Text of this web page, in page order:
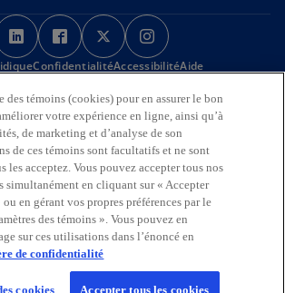
s
’
o
v
r
e
d
a
n
s
u
n
s
’
o
u
v
r
e
d
a
n
s
u
n
s
’
o
v
r
e
d
a
n
s
n
’
o
v
r
e
d
a
n
s
n
ConfidentialitéAccessibilitéAide
en toute déférence que les bureaux de KPMG
(Amérique du Nord) sont situés sur les
visés par traité et non cédés des Premières
des Métis.
société à responsabilité limitée de
de l’organisation mondiale KPMG de
affiliés à KPMG International Limited, société
limitée par garantie. Tous droits
la structure de l’organisation mondiale KPMG,
des témoins (cookies) pour en assurer le bon
votre expérience en ligne, ainsi qu’à
de marketing et d’analyse de son
de ces témoins sont facultatifs et ne sont
les acceptez. Vous pouvez accepter tous nos
simultanément en cliquant sur « Accepter
en gérant vos propres préférences par le
des témoins ». Vous pouvez en
sur ces utilisations dans l’énoncé en
de confidentialité
cookies Accepter tous les cookies